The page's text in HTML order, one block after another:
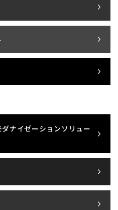
ナイゼーションソリュー